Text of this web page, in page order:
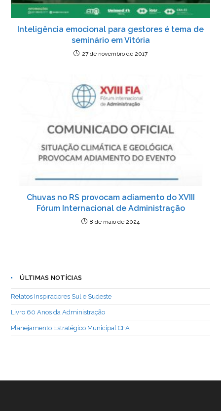
Inteligência emocional para gestores é tema de
seminário em Vitória
27 de novembro de 2017
Chuvas no RS provocam adiamento do XVIII
Fórum Internacional de Administração
8 de maio de 2024
ÚLTIMAS NOTÍCIAS
Relatos Inspiradores Sul e Sudeste
Livro 60 Anos da Administração
Planejamento Estratégico Municipal CFA